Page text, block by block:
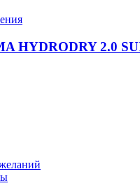
Опции
выбрать
на
HYDRODRY 2.0
Этот